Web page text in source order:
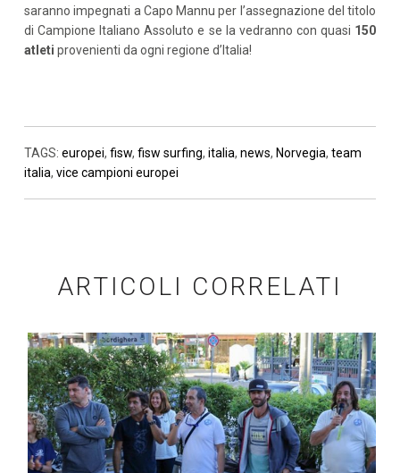
saranno impegnati a Capo Mannu per l’assegnazione del titolo
di Campione Italiano Assoluto e se la vedranno con quasi 150
atleti provenienti da ogni regione d’Italia!
TAGS: europei, fisw, fisw surfing, italia, news, Norvegia, team
italia, vice campioni europei
ARTICOLI CORRELATI